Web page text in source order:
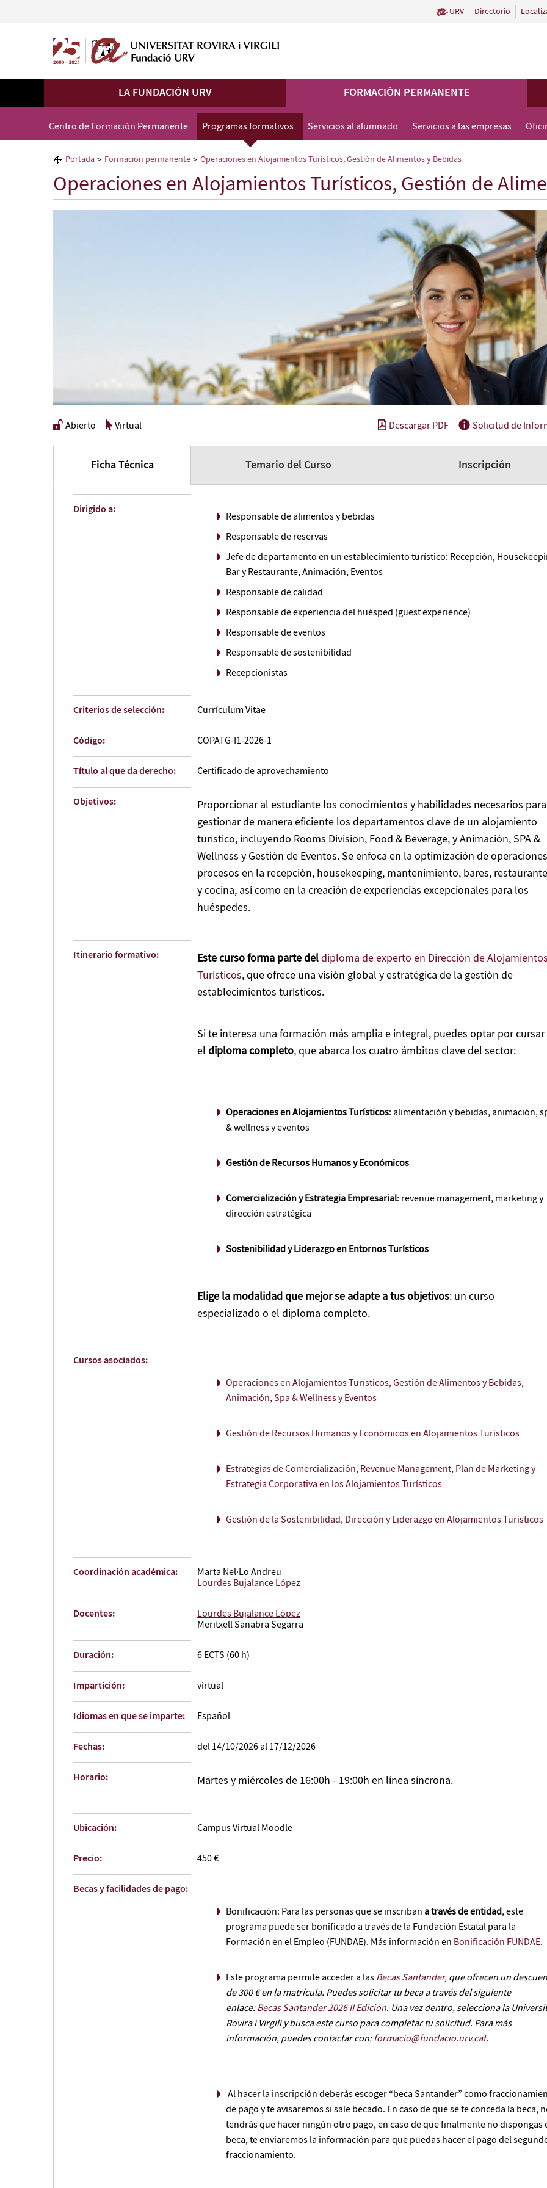
URV Directorio
LA FUNDACIÓN URV FORMACIÓN PERMANENTE
Centro de Formación Permanente Programas formativos Servicios al alumnado Servicios a las empresas
Portada Formación permanente Operaciones en Alojamientos Turísticos, Gestión de Alimentos y Bebidas
Operaciones en Alojamientos Turísticos, Gestión de
Abierto Virtual Descargar PDF Solicitud de
Ficha Técnica
Dirigido a:
Responsable de alimentos y bebidas
Responsable de reservas
Jefe de departamento en un establecimiento turístico: Recepción,
Bar y Restaurante, Animación, Eventos
Responsable de calidad
Responsable de experiencia del huésped (guest experience)
Responsable de eventos
Responsable de sostenibilidad
Recepcionistas
Criterios de selección: Currículum Vitae
Código: COPATG-I1-2026-1
Título al que da derecho: Certificado de aprovechamiento
Objetivos:
Proporcionar al estudiante los conocimientos y habilidades necesarios para
gestionar de manera eficiente los departamentos clave de un alojamiento
turístico, incluyendo Rooms Division, Food & Beverage, y Animación, SPA &
Wellness y Gestión de Eventos. Se enfoca en la optimización de
procesos en la recepción, housekeeping, mantenimiento, bares,
y cocina, así como en la creación de experiencias excepcionales para los
huéspedes.
Itinerario formativo: Este curso forma parte deldiploma de experto en Dirección de
Turísticos, que ofrece una visión global y estratégica de la gestión de
establecimientos turísticos.
Si te interesa una formación más amplia e integral, puedes optar por cursar
el diploma completo, que abarca los cuatro ámbitos clave del sector:
Operaciones en Alojamientos Turísticos: alimentación y bebidas, animación,
& wellness y eventos
Gestión de Recursos Humanos y Económicos
Comercialización y Estrategia Empresarial: revenue management, marketing y
dirección estratégica
Sostenibilidad y Liderazgo en Entornos Turísticos
Elige la modalidad que mejor se adapte a tus objetivos: un curso
especializado o el diploma completo.
Cursos asociados:
Operaciones en Alojamientos Turísticos, Gestión de Alimentos y Bebidas,
Animación, Spa & Wellness y Eventos
Gestión de Recursos Humanos y Económicos en Alojamientos Turísticos
Estrategias de Comercialización, Revenue Management, Plan de Marketing y
Estrategia Corporativa en los Alojamientos Turísticos
Gestión de la Sostenibilidad, Dirección y Liderazgo en Alojamientos Turísticos
Coordinación académica:
Marta Nel·Lo Andreu
Lourdes Bujalance López
Docentes:
Lourdes Bujalance López
Meritxell Sanabra Segarra
Duración: 6 ECTS (60 h)
Impartición: virtual
Idiomas en que se imparte: Español
Fechas: del 14/10/2026 al 17/12/2026
Horario: Martes y miércoles de 16:00h - 19:00h en línea síncrona.
Ubicación: Campus Virtual Moodle
Precio: 450 €
Becas y facilidades de pago:
Bonificación: Para las personas que se inscriban a través de entidad, este
programa puede ser bonificado a través de la Fundación Estatal para la
Formación en el Empleo (FUNDAE). Más información en Bonificación FUNDAE.
Este programa permite acceder a lasBecas Santander, que ofrecen un
de 300 € en la matrícula. Puedes solicitar tu beca a través del siguiente
enlace:Becas Santander 2026 II Edición. Una vez dentro, selecciona la
Rovira i Virgili y busca este curso para completar tu solicitud. Para más
información, puedes contactar con:formacio@fundacio.urv.cat.
Al hacer la inscripción deberás escoger “beca Santander” como
de pago y te avisaremos si sale becado. En caso de que se te conceda la beca,
tendrás que hacer ningún otro pago, en caso de que finalmente no dispongas
beca, te enviaremos la información para que puedas hacer el pago del
fraccionamiento.
Temario del Curso Inscripción